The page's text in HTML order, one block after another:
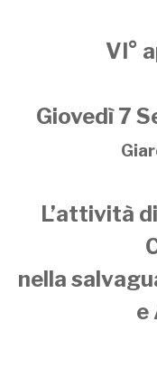
VI°
Giovedì 7
L’attività
nella
e